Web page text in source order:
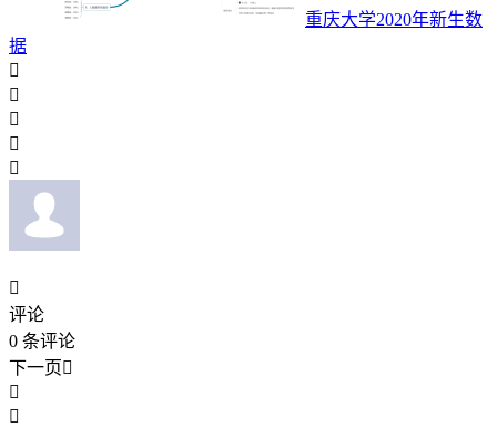
重庆大学2020年新生数
据






评论
0 条评论
下一页

